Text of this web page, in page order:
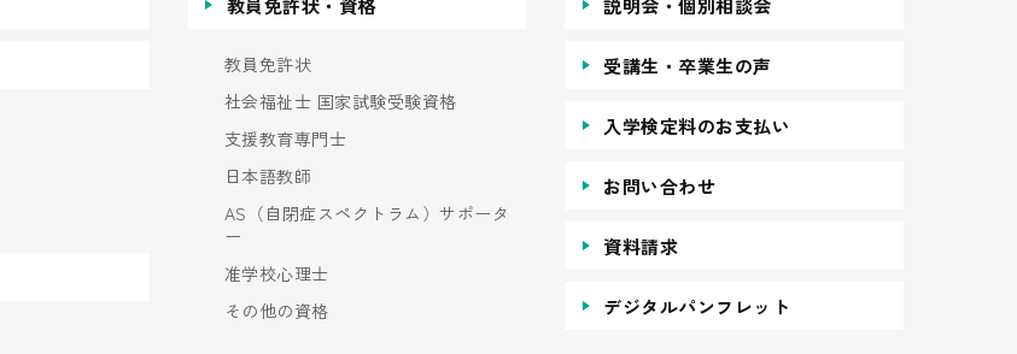
教員免許状・資格
教員免許状
社会福祉士 国家試験受験資格
支援教育専門士
日本語教師
AS（自閉症スペクトラム）サポータ
ー
准学校心理士
その他の資格
説明会・個別相談会
受講生・卒業生の声
入学検定料のお支払い
お問い合わせ
資料請求
デジタルパンフレット